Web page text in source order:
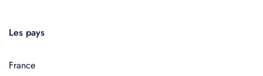
Les pays
France